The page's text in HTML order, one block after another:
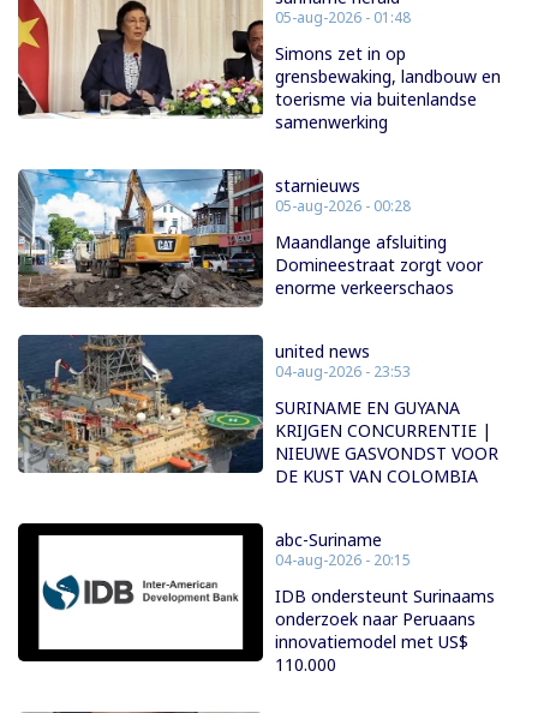
05-aug-2026 - 01:48
Simons zet in op
grensbewaking, landbouw en
toerisme via buitenlandse
samenwerking
starnieuws
05-aug-2026 - 00:28
Maandlange afsluiting
Domineestraat zorgt voor
enorme verkeerschaos
united news
04-aug-2026 - 23:53
SURINAME EN GUYANA
KRIJGEN CONCURRENTIE |
NIEUWE GASVONDST VOOR
DE KUST VAN COLOMBIA
abc-Suriname
04-aug-2026 - 20:15
IDB ondersteunt Surinaams
onderzoek naar Peruaans
innovatiemodel met US$
110.000